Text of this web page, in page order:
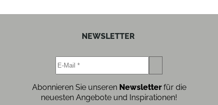
NEWSLETTER
Abonnieren Sie unseren Newsletterfür die
neuesten Angebote und Inspirationen!